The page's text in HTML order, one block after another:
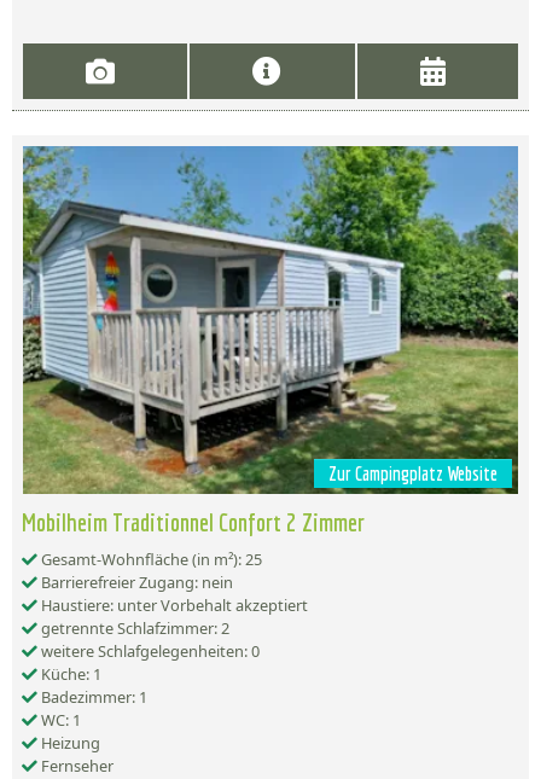
Zur Campingplatz Website
Mobilheim Traditionnel Confort 2 Zimmer
Gesamt-Wohnfläche (in m²): 25
Barrierefreier Zugang: nein
Haustiere: unter Vorbehalt akzeptiert
getrennte Schlafzimmer: 2
weitere Schlafgelegenheiten: 0
Küche: 1
Badezimmer: 1
WC: 1
Heizung
Fernseher